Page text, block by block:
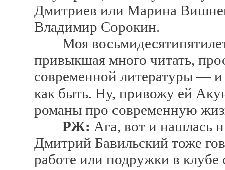
Дмитриев или Марина
Владимир Сорокин.
Моя
привыкшая много читать,
современной литературы —
как быть. Ну, привожу ей
романы про современную
РЖ: Ага, вот и нашлась
Дмитрий Бавильский тоже
работе или подружки в